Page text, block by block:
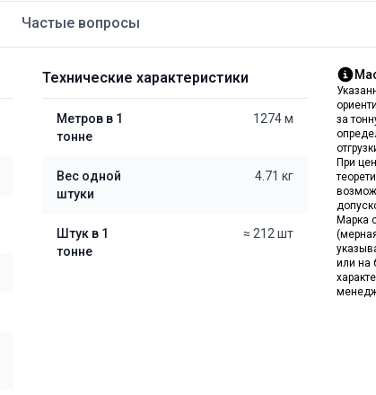
Частые вопросы
Технические характеристики
Метров в 1
тонне
1274 м
Вес одной
штуки
4.71 кг
Штук в 1
тонне
≈ 212 шт
за
При
Марка
или на